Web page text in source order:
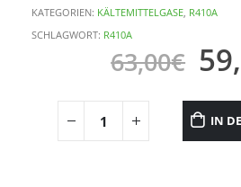
KATEGORIEN: KÄLTEMITTELGASE R410A
SCHLAGWORT: R410A
63,00€
IN